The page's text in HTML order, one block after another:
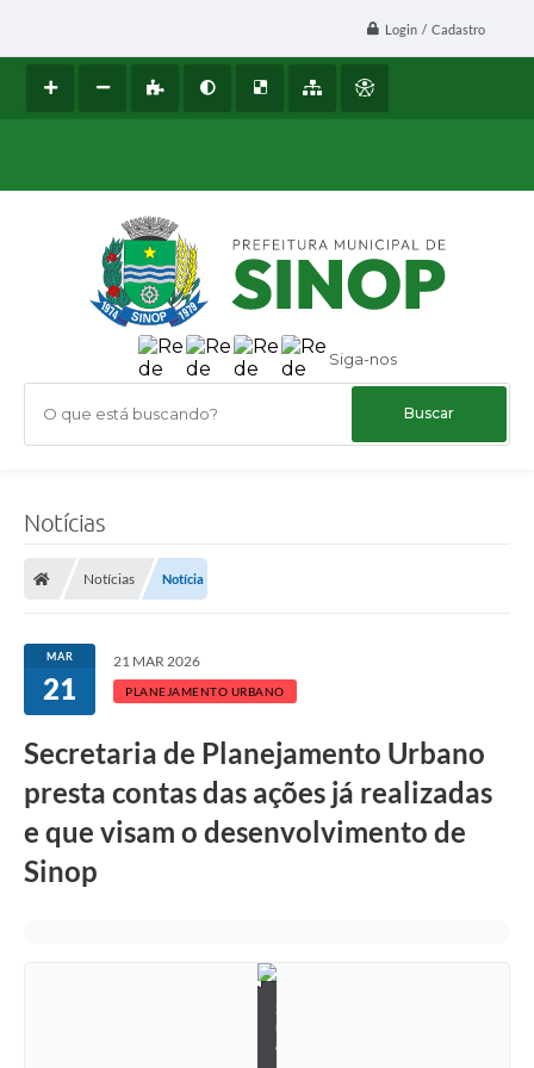
Login / Cadastro
Siga-nos
O que está buscando?
Notícias
Notícias Notícia
MAR
21
21 MAR 2026
PLANEJAMENTO URBANO
Secretaria de Planejamento Urbano
presta contas das ações já realizadas
e que visam o desenvolvimento de
Sinop
S
u
e